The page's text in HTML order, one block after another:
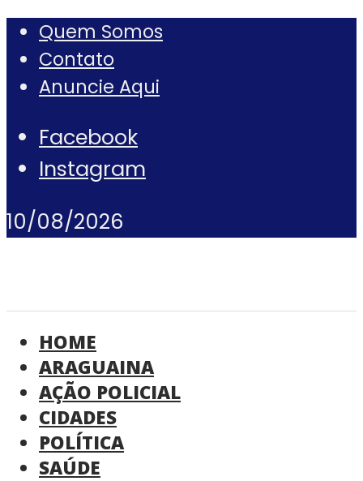
Quem Somos
Contato
Anuncie Aqui
Facebook
Instagram
10/08/2026
HOME
ARAGUAINA
AÇÃO POLICIAL
CIDADES
POLÍTICA
SAÚDE